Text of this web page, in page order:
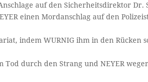
auf den Sicherheitsdirektor Dr.
einen Mordanschlag auf den
indem WURNIG ihm in den Rücken
Tod durch den Strang und NEYER